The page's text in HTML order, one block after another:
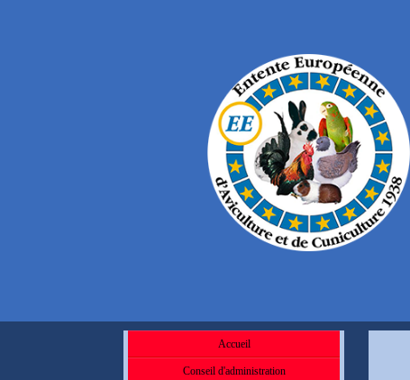
Accueil
Conseil d'administration